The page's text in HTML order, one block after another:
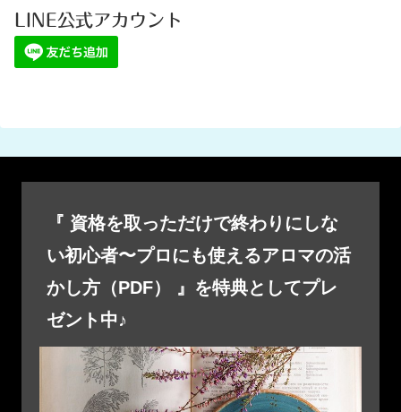
LINE公式アカウント
『 資格を取っただけで終わりにしな
い初心者〜プロにも使えるアロマの活
かし方（PDF） 』を特典としてプレ
ゼント中♪